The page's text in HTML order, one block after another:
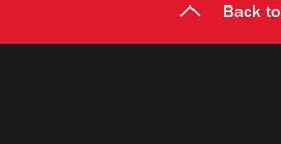
Back to